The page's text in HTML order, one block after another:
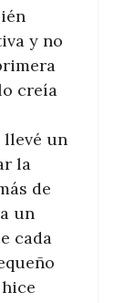
y no
creía
llevé un
la
de
un
cada